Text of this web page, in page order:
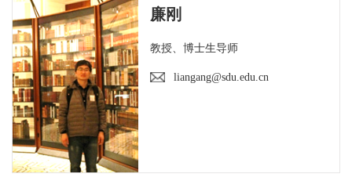
廉刚
教授、博士生导师
liangang@sdu.edu.cn